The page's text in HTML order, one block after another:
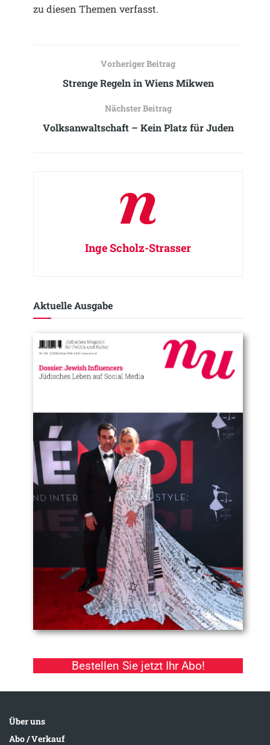
zu diesen Themen verfasst.
Vorheriger Beitrag
Strenge Regeln in Wiens Mikwen
Nächster Beitrag
Volksanwaltschaft – Kein Platz für Juden
Inge Scholz-Strasser
Aktuelle Ausgabe​
Bestellen Sie jetzt Ihr Abo!
Über uns
Abo / Verkauf